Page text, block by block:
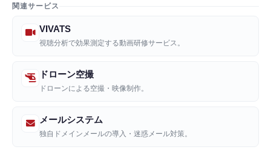
関連サービス
VIVATS
視聴分析で効果測定する動画研修サービス。
ドローン空撮
ドローンによる空撮・映像制作。
メールシステム
独自ドメインメールの導入・迷惑メール対策。